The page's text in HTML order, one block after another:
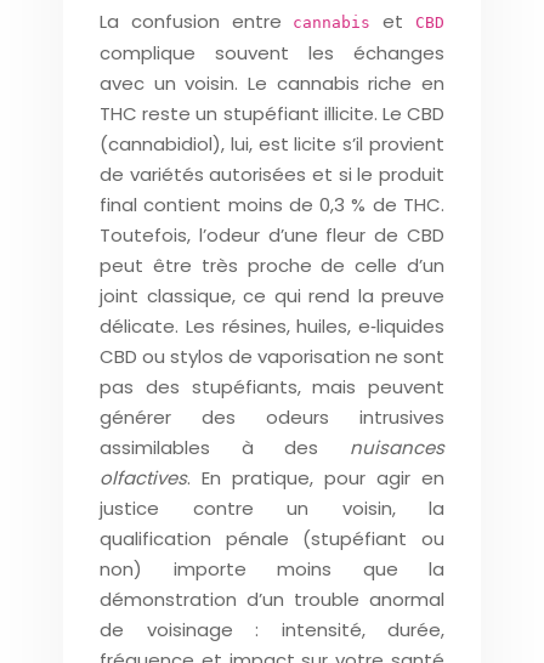
La confusion entre cannabis et CBD
complique souvent les échanges
avec un voisin. Le cannabis riche en
THC reste un stupéfiant illicite. Le CBD
(cannabidiol), lui, est licite s’il provient
de variétés autorisées et si le produit
final contient moins de 0,3 % de THC.
Toutefois, l’odeur d’une fleur de CBD
peut être très proche de celle d’un
joint classique, ce qui rend la preuve
délicate. Les résines, huiles, e‑liquides
CBD ou stylos de vaporisation ne sont
pas des stupéfiants, mais peuvent
générer des odeurs intrusives
assimilables à des nuisances
olfactives. En pratique, pour agir en
justice contre un voisin, la
qualification pénale (stupéfiant ou
non) importe moins que la
démonstration d’un trouble anormal
de voisinage : intensité, durée,